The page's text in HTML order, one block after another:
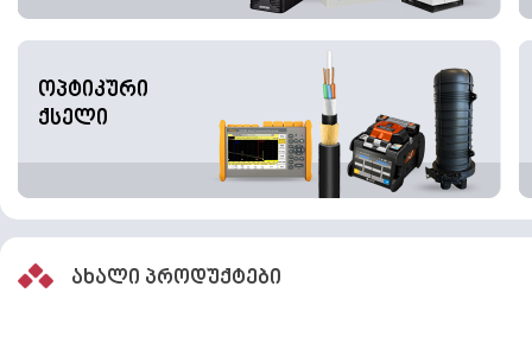
ოპტიკური
ქსელი
ახალი პროდუქტები